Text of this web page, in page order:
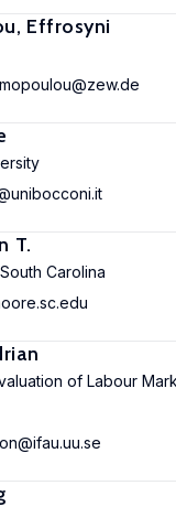
Effrosyni
T.
Carolina
of Labour